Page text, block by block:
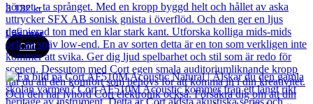
3 132kr
Läs mer
Cort